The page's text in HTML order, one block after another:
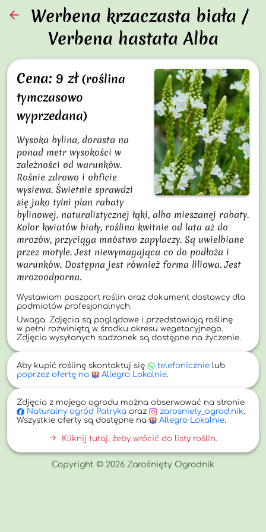
arrow_back
Werbena krzaczasta biała /
Verbena hastata Alba
Cena: 9 zł(roślina
tymczasowo
wyprzedana)
Wysoka bylina, dorasta na
ponad metr wysokości w
zależności od warunków.
Rośnie zdrowo i obficie
wysiewa. Świetnie sprawdzi
się jako tylni plan rabaty
bylinowej. naturalistycznej łąki, albo mieszanej rabaty.
Kolor kwiatów biały, roślina kwitnie od lata aż do
mrozów, przyciąga mnóstwo zapylaczy. Są uwielbiane
przez motyle. Jest niewymagająca co do podłoża i
warunków. Dostępna jest również forma liliowa. Jest
mrozoodporna.
Wystawiam paszport roślin oraz dokument dostawcy dla
podmiotów profesjonalnych.
Uwaga. Zdjęcia są poglądowe i przedstawiają roślinę
w pełni rozwiniętą w środku okresu wegetacyjnego.
Zdjęcia wysyłanych sadzonek są dostępne na życzenie.
Aby kupić roślinę skontaktuj się telefonicznie lub
poprzez ofertę na
Allegro Lokalnie.
Zdjęcia z mojego ogrodu można obserwować na stronie
Naturalny ogród Patryka oraz zarosniety_ogrod.nik.
Wszystkie oferty są dostępne na
Allegro Lokalnie.
arrow_forward Kliknij tutaj, żeby wrócić do listy roślin.
Copyright © 2026 Zarośnięty Ogrodnik